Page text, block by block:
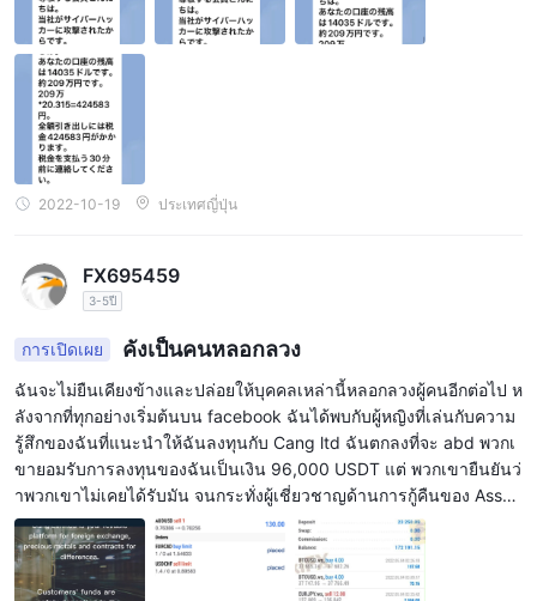
2022-10-19 ประเทศญี่ปุ่น
FX695459
3-5ปี
การเปิดเผย คังเป็นคนหลอกลวง
ฉันจะไม่ยืนเคียงข้างและปล่อยให้บุคคลเหล่านี้หลอกลวงผู้คนอีกต่อไป ห
ลังจากที่ทุกอย่างเริ่มต้นบน facebook ฉันได้พบกับผู้หญิงที่เล่นกับความ
รู้สึกของฉันที่แนะนำให้ฉันลงทุนกับ Cang ltd ฉันตกลงที่จะ abd พวกเ
ขายอมรับการลงทุนของฉันเป็นเงิน 96,000 USDT แต่ พวกเขายืนยันว่
าพวกเขาไม่เคยได้รับมัน จนกระทั่งผู้เชี่ยวชาญด้านการกู้คืนของ Asset
sClaimBack เข้ามาแทรกแซงเพื่อยุติการหลอกลวงนี้และให้ผลตอบแทน
จากการลงทุนของฉัน ใช้ความระมัดระวัง Cang เป็นเพียงหลังจากที่วิ่ง
หนีไปกับเงินของนักลงทุน